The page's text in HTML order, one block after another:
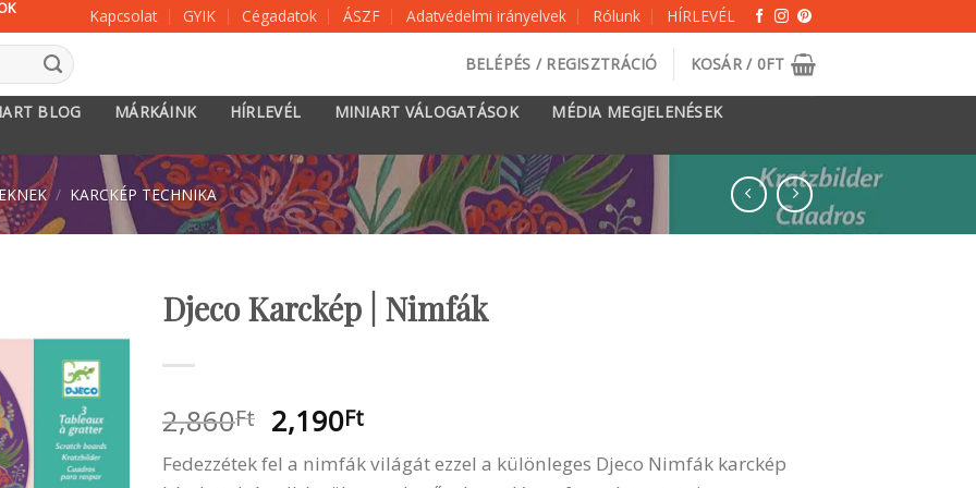
Kapcsolat GYIK Cégadatok ÁSZF Adatvédelmi irányelvek Rólunk HÍRLEVÉL
BELÉPÉS / REGISZTRÁCIÓ KOSÁR / 0FT
BLOG MÁRKÁINK HÍRLEVÉL MINIART VÁLOGATÁSOK
MÉDIA MEGJELENÉSEK
/ KARCKÉP TECHNIKA
Djeco Karckép | Nimfák
2,860Ft Original
price
was:
2,190FtCurrent
is:
Fedezzétek fel a nimfák világát ezzel a különleges Djeco Nimfák karckép